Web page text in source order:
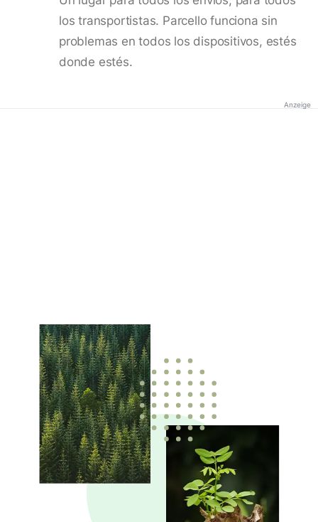
los transportistas. Parcello funciona sin
problemas en todos los dispositivos, estés
donde estés.
Anzeige